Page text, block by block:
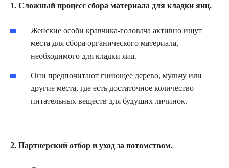
1. Сложный процесс сбора материала для кладки яиц.
Женские особи кравчика-головача активно ищут
места для сбора органического материала,
необходимого для кладки яиц.
Они предпочитают гниющее дерево, мульчу или
другие места, где есть достаточное количество
питательных веществ для будущих личинок.
2. Партнерский отбор и уход за потомством.